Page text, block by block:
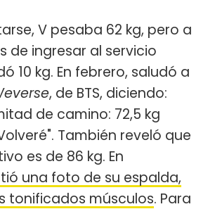
V pesaba 62 kg, pero a
de ingresar al servicio
10 kg. En febrero, saludó a
, de BTS, diciendo:
de camino: 72,5 kg
También reveló que
es de 86 kg. En
una foto de su espalda,
tonificados músculos. Para